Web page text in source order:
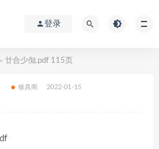
登录
> 廿合少倁.pdf 115页
修真阁 2022-01-15